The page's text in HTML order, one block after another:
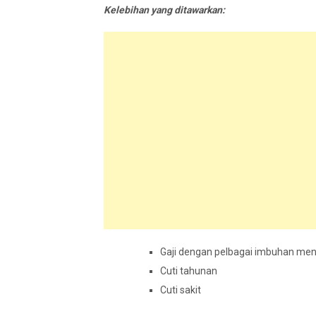
Kelebihan yang ditawarkan:
Gaji dengan pelbagai imbuhan
Cuti tahunan
Cuti sakit